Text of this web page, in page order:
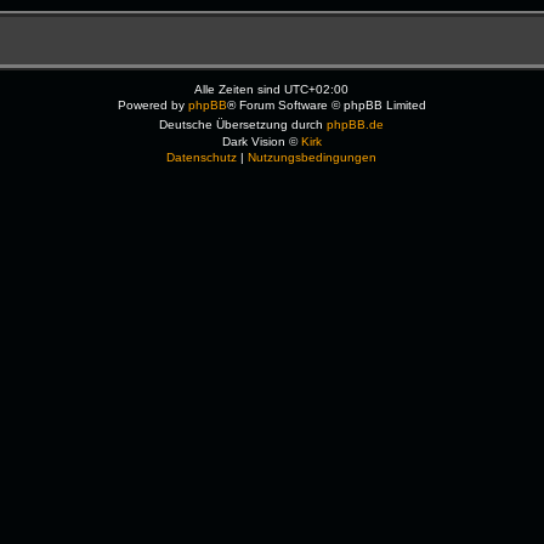
Alle Zeiten sindUTC+02:00
Powered by phpBB® Forum Software © phpBB Limited
Deutsche Übersetzung durchphpBB.de
Dark Vision ©Kirk
Datenschutz |Nutzungsbedingungen